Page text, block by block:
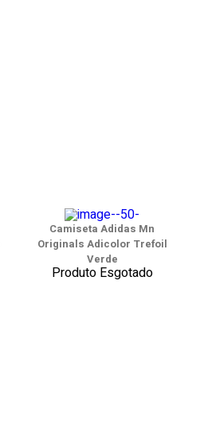
Camiseta Adidas Mn
Originals Adicolor Trefoil
Verde
Produto Esgotado